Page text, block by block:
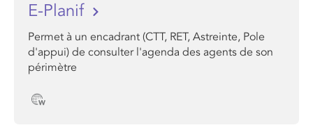
E-Planif
Permet à un encadrant (CTT, RET, Astreinte, Pole
d'appui) de consulter l'agenda des agents de son
périmètre